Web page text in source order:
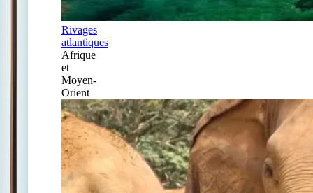
Rivages
atlantiques
Afrique
et
Moyen-
Orient